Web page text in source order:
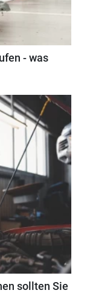
- was
sollten Sie